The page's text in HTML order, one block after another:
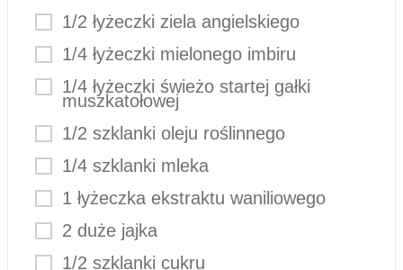
1/2 łyżeczki ziela angielskiego
1/4 łyżeczki mielonego imbiru
1/4 łyżeczki świeżo startej gałki
muszkatołowej
1/2 szklanki oleju roślinnego
1/4 szklanki mleka
1 łyżeczka ekstraktu waniliowego
2 duże jajka
1/2 szklanki cukru